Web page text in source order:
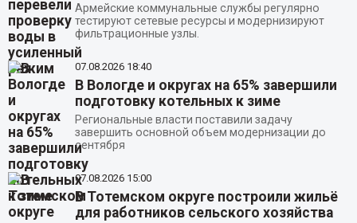
Армейские коммунальные службы регулярно
тестируют сетевые ресурсы и модернизируют
фильтрационные узлы.
07.08.2026 18:40
В Вологде и округах на 65% завершили
подготовку котельных к зиме
Региональные власти поставили задачу
завершить основной объем модернизации до
сентября
07.08.2026 15:00
В Тотемском округе построили жильё
для работников сельского хозяйства